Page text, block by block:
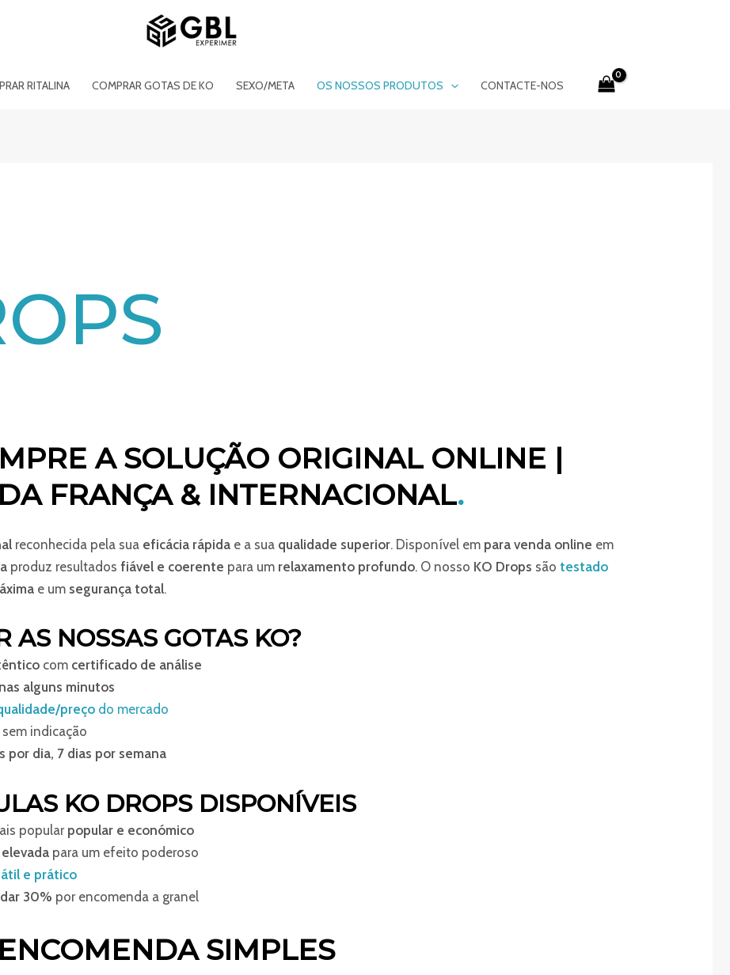
RITALINA COMPRAR GOTAS DE KO SEXO/META OS NOSSOS PRODUTOS CONTACTE-NOS
A SOLUÇÃO ORIGINAL ONLINE |
FRANÇA & INTERNACIONAL.
reconhecida pela sua eficácia rápida e a sua qualidade superior. Disponível em para venda online em
produz resultadosfiável e coerente para um relaxamento profundo. O nosso KO Drops sãotestado
e um segurança total.
AS NOSSAS GOTAS KO?
com certificado de análise
alguns minutos
preço do mercado
sem indicação
por dia, 7 dias por semana
KO DROPS DISPONÍVEIS
popular popular e económico
para um efeito poderoso
e prático
30% por encomenda a granel
SIMPLES